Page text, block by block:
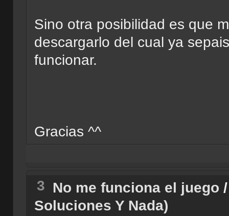
Sino otra posibilidad es que
descargarlo del cual ya
funcionar.
Gracias ^^
3 No me funciona el juego
Soluciones Y Nada)